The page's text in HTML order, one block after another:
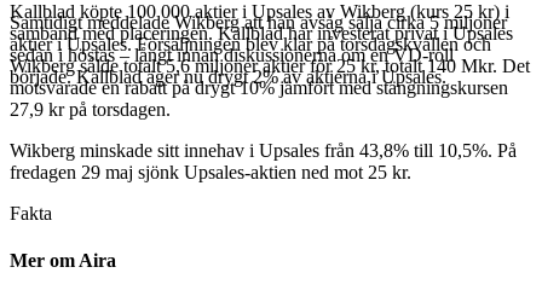
Kallblad köpte 100 000 aktier i Upsales av Wikberg (kurs 25 kr) i
samband med placeringen. Kallblad har investerat privat i Upsales
sedan i höstas – långt innan diskussionerna om en VD-roll
började. Kallblad äger nu drygt 2% av aktierna i Upsales.
Samtidigt meddelade Wikberg att han avsåg sälja cirka 5 miljoner
aktier i Upsales. Försäljningen blev klar på torsdagskvällen och
Wikberg sålde totalt 5,6 miljoner aktier för 25 kr, totalt 140 Mkr. Det
motsvarade en rabatt på drygt 10% jämfört med stängningskursen
27,9 kr på torsdagen.
Wikberg minskade sitt innehav i Upsales från 43,8% till 10,5%. På
fredagen 29 maj sjönk Upsales-aktien ned mot 25 kr.
Fakta
Mer om Aira